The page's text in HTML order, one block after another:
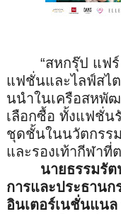
“สหกรุ๊ป แฟร์
แฟชั่นและไลฟ์สไ
นนำในเครือสหพั
เลือกซื้อ ทั้งแฟชั่น
ชุดชั้นในนวัตกรร
และรองเท้ากีฬาที่
นายธรรมรั
การและประธาน
อินเตอร์เนชั่นแน